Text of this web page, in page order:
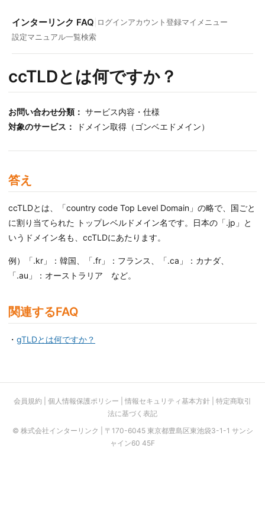
インターリンク FAQ ログインアカウント登録マイメニュー
設定マニュアル一覧検索
ccTLDとは何ですか？
お問い合わせ分類： サービス内容・仕様
対象のサービス：
ドメイン取得（ゴンベエドメイン）
答え
ccTLDとは、「country code Top Level Domain」の略で、国ごと
に割り当てられた トップレベルドメイン名です。日本の「.jp」と
いうドメイン名も、ccTLDにあたります。
例）「.kr」：韓国、「.fr」：フランス、「.ca」：カナダ、
「.au」：オーストラリア など。
関連するFAQ
・ gTLDとは何ですか？
会員規約 個人情報保護ポリシー 情報セキュリティ基本方針
特定商取引
法に基づく表記
© 株式会社インターリンク | 〒170-6045 東京都豊島区東池袋3-1-1 サンシ
ャイン60 45F